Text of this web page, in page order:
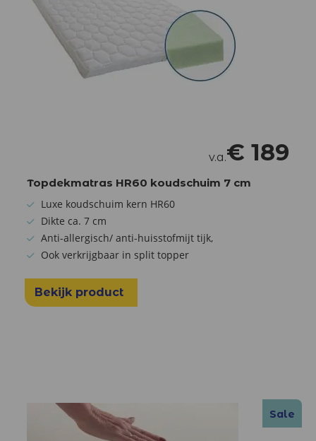
v.a.€ 189
Topdekmatras HR60 koudschuim 7 cm
Luxe koudschuim kern HR60
Dikte ca. 7 cm
Anti-allergisch/ anti-huisstofmijt tijk,
Ook verkrijgbaar in split topper
Bekijk product
Sale